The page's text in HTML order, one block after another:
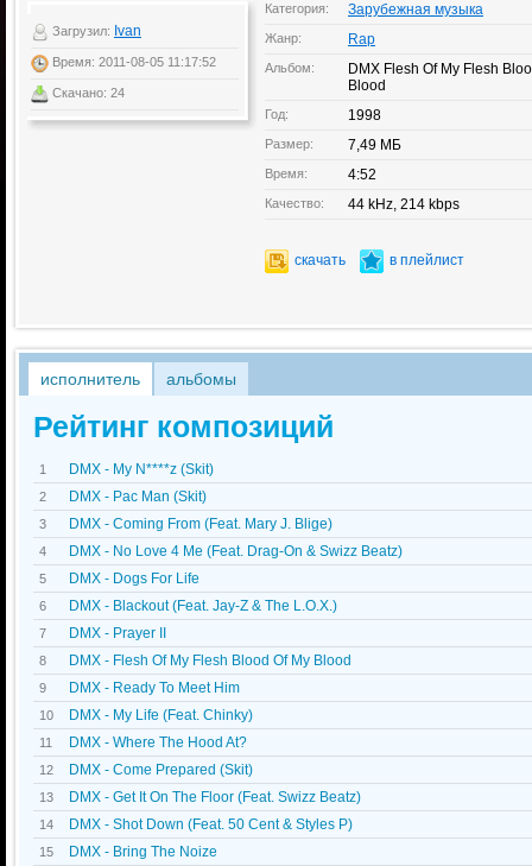
Загрузил: Ivan
Время: 2011-08-05 11:17:52
Скачано: 24
Категория: Зарубежная музыка
Жанр: Rap
Альбом:
DMX Flesh Of My Flesh
Blood
Год: 1998
Размер: 7,49 МБ
Время: 4:52
Качество: 44 kHz, 214 kbps
скачать в плейлист
исполнитель альбомы
Рейтинг композиций
1 DMX - My N****z (Skit)
2 DMX - Pac Man (Skit)
3 DMX - Coming From (Feat. Mary J. Blige)
4 DMX - No Love 4 Me (Feat. Drag-On & Swizz Beatz)
5 DMX - Dogs For Life
6 DMX - Blackout (Feat. Jay-Z & The L.O.X.)
7 DMX - Prayer II
8 DMX - Flesh Of My Flesh Blood Of My Blood
9 DMX - Ready To Meet Him
10 DMX - My Life (Feat. Chinky)
11 DMX - Where The Hood At?
12 DMX - Come Prepared (Skit)
13 DMX - Get It On The Floor (Feat. Swizz Beatz)
14 DMX - Shot Down (Feat. 50 Cent & Styles P)
15 DMX - Bring The Noize